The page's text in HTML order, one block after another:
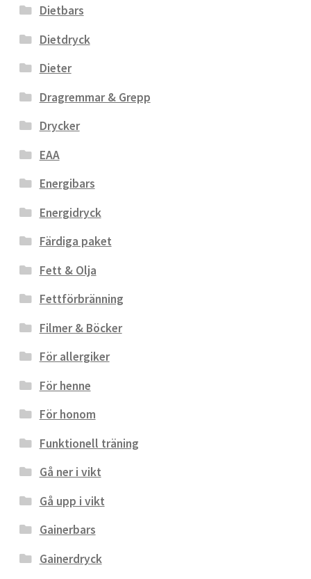
Dietbars
Dietdryck
Dieter
Dragremmar & Grepp
Drycker
EAA
Energibars
Energidryck
Färdiga paket
Fett & Olja
Fettförbränning
Filmer & Böcker
För allergiker
För henne
För honom
Funktionell träning
Gå ner i vikt
Gå upp i vikt
Gainerbars
Gainerdryck